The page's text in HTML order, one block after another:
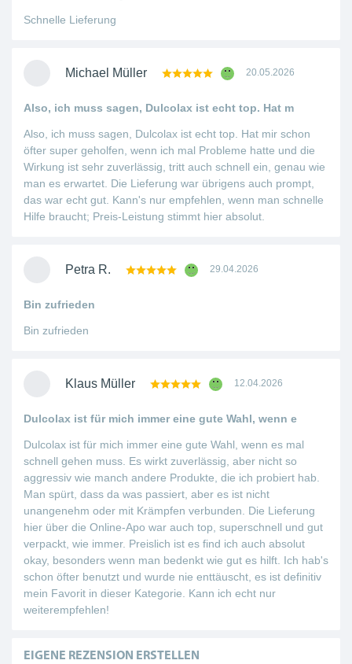
Schnelle Lieferung
Michael Müller 20.05.2026
Also, ich muss sagen, Dulcolax ist echt top. Hat m
Also, ich muss sagen, Dulcolax ist echt top. Hat mir schon
öfter super geholfen, wenn ich mal Probleme hatte und die
Wirkung ist sehr zuverlässig, tritt auch schnell ein, genau wie
man es erwartet. Die Lieferung war übrigens auch prompt,
das war echt gut. Kann's nur empfehlen, wenn man schnelle
Hilfe braucht; Preis-Leistung stimmt hier absolut.
Petra R. 29.04.2026
Bin zufrieden
Bin zufrieden
Klaus Müller 12.04.2026
Dulcolax ist für mich immer eine gute Wahl, wenn e
Dulcolax ist für mich immer eine gute Wahl, wenn es mal
schnell gehen muss. Es wirkt zuverlässig, aber nicht so
aggressiv wie manch andere Produkte, die ich probiert hab.
Man spürt, dass da was passiert, aber es ist nicht
unangenehm oder mit Krämpfen verbunden. Die Lieferung
hier über die Online-Apo war auch top, superschnell und gut
verpackt, wie immer. Preislich ist es find ich auch absolut
okay, besonders wenn man bedenkt wie gut es hilft. Ich hab's
schon öfter benutzt und wurde nie enttäuscht, es ist definitiv
mein Favorit in dieser Kategorie. Kann ich echt nur
weiterempfehlen!
EIGENE REZENSION ERSTELLEN